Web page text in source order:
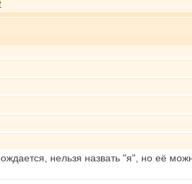
нельзя назвать "я", но её